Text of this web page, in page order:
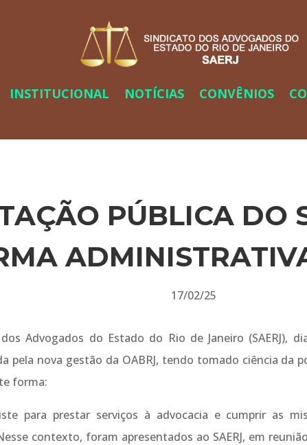
INSTITUCIONAL NOTÍCIAS CONVÊNIOS
PÚBLICA DO
17/02/25
Advogados do Estado do Rio de Janeiro (SAERJ),
pela nova gestão da OABRJ, tendo tomado ciência da
forma:
para prestar serviços à advocacia e cumprir as
contexto, foram apresentados ao SAERJ, em